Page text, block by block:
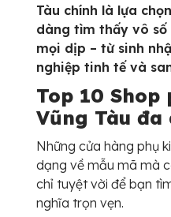
Tàu chính là lựa
dàng tìm thấy vô
mọi dịp – từ sinh
nghiệp tinh tế và
Top 10
Vũng Tàu
Những cửa hàng phụ
dạng về mẫu mã mà
chỉ tuyệt vời để bạn
nghĩa trọn vẹn.